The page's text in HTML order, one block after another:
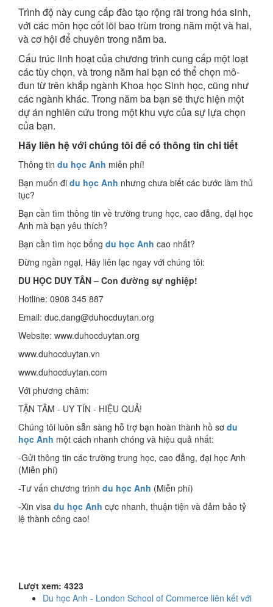
Trình độ này cung cấp đào tạo rộng rãi trong hóa sinh,
với các môn học cốt lõi bao trùm trong năm một và hai,
và cơ hội để chuyên trong năm ba.
Cấu trúc linh hoạt của chương trình cung cấp một loạt
các tùy chọn, và trong năm hai bạn có thể chọn mô-
đun từ trên khắp ngành Khoa học Sinh học, cũng như
các ngành khác. Trong năm ba bạn sẽ thực hiện một
dự án nghiên cứu trong một khu vực của sự lựa chọn
của bạn.
Hãy liên hệ với chúng tôi để có thông tin chi tiết
Thông tin du học Anh miễn phí!
Bạn muốn đi du học Anh nhưng chưa biết các bước làm thủ
tục?
Bạn cần tìm thông tin về trường trung học, cao đẳng, đại học
Anh mà bạn yêu thích?
Bạn cần tìm học bổng du học Anh cao nhất?
Đừng ngần ngại, Hãy liên lạc ngay với chúng tôi:
DU HỌC DUY TÂN – Con đường sự nghiệp!
Hotline: 0908 345 887
Email: duc.dang@duhocduytan.org
Website: www.duhocduytan.org
www.duhocduytan.vn
www.duhocduytan.com
Với phương châm:
TẬN TÂM - UY TÍN - HIỆU QUẢ!
Chúng tôi luôn sẵn sàng hỗ trợ bạn hoàn thành hồ sơ du
học Anh một cách nhanh chóng và hiệu quả nhất:
-Gửi thông tin các trường trung học, cao đẳng, đại học Anh
(Miễn phí)
-Tư vấn chương trình du học Anh (Miễn phí)
-Xin visa du học Anh cực nhanh, thuận tiện và đảm bảo tỷ
lệ thành công cao!
Lượt xem: 4323
Du học Anh - London School of Commerce liên kết với